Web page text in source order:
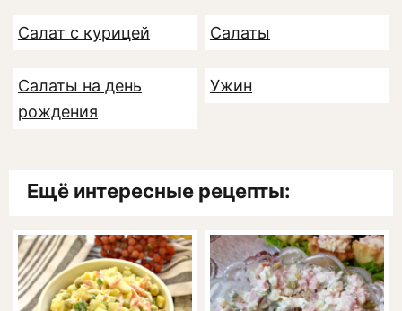
Салат с курицей Салаты
Салаты на день
рождения
Ужин
Ещё интересные рецепты: